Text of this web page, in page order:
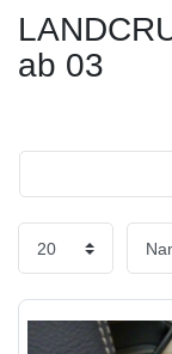
ab 03